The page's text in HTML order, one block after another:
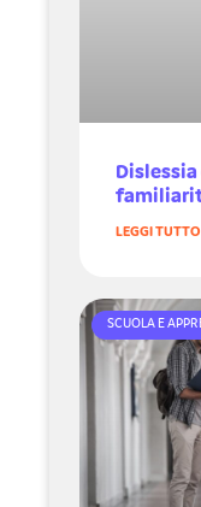
LEGGI TUTTO
SCUOLA E